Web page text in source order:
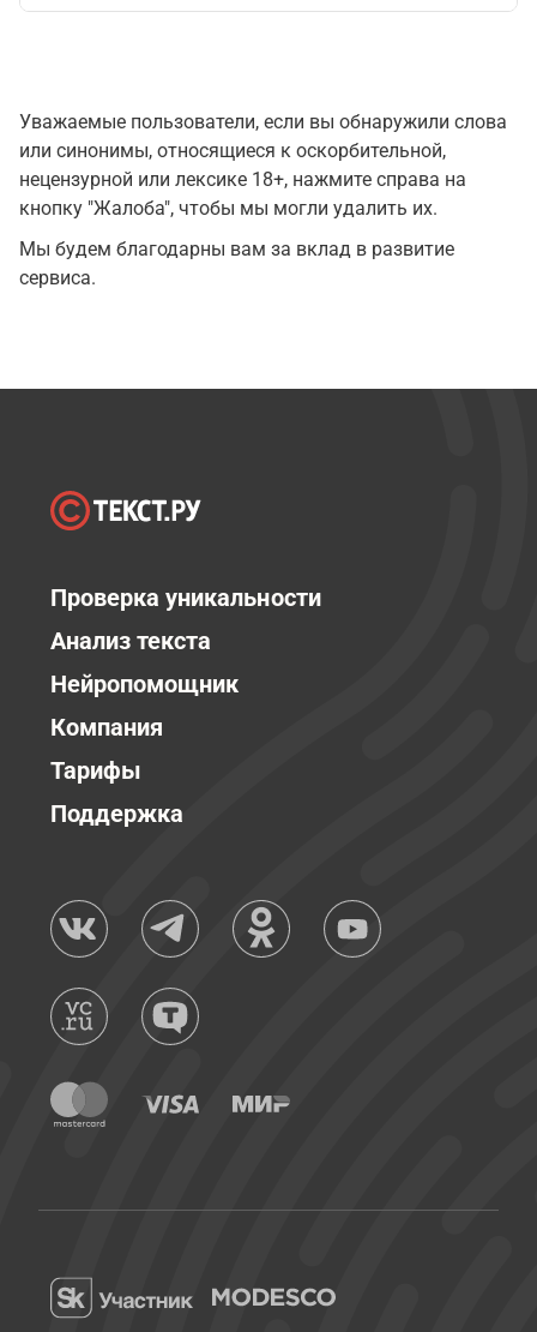
Уважаемые пользователи, если вы обнаружили слова
или синонимы, относящиеся к оскорбительной,
нецензурной или лексике 18+, нажмите справа на
кнопку "Жалоба", чтобы мы могли удалить их.
Мы будем благодарны вам за вклад в развитие
сервиса.
Проверка уникальности
Анализ текста
Нейропомощник
Компания
Тарифы
Поддержка